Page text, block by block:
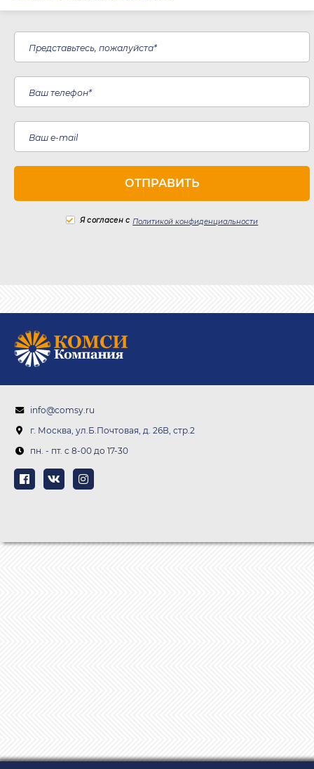
Я согласен с Политикой конфиденциальности
info@comsy.ru
г. Москва, ул.Б.Почтовая, д. 26В, стр.2
пн. - пт. c 8-00 до 17-30